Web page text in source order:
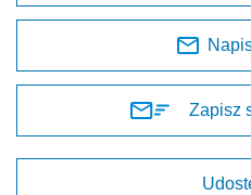
Zapisz